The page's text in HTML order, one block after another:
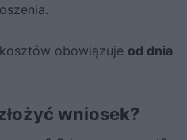
obowiązuje od dnia
wniosek?